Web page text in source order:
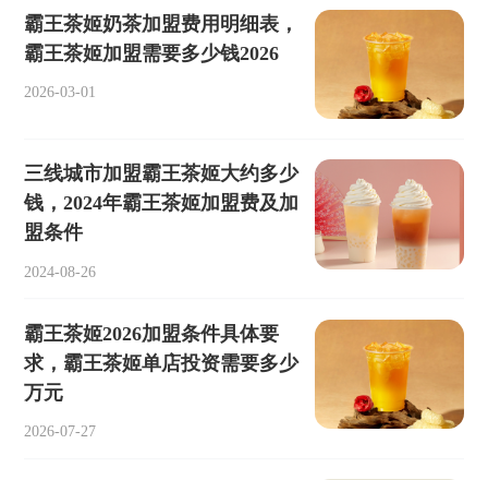
霸王茶姬奶茶加盟费用明细表，
霸王茶姬加盟需要多少钱2026
2026-03-01
三线城市加盟霸王茶姬大约多少
钱，2024年霸王茶姬加盟费及加
盟条件
2024-08-26
霸王茶姬2026加盟条件具体要
求，霸王茶姬单店投资需要多少
万元
2026-07-27